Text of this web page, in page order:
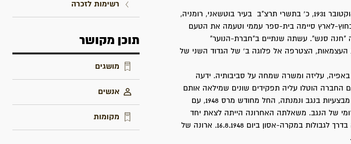
וקסלר סוניה בת יוסף ומאלי. נולדה באחד באוקטובר 1931, כ' בתשרי תרצ"ב בעיר בוטשאני, רומניה,
לארץ עם "עליית-הנוער" בשנת 1945. בחוץ-לארץ סיימה בית-ספר עממי וטעמה את הטעם
"חנה סנש". עשתה שנתיים ב"חברת-הנוער"
הצטרפה אל פלוגה ב' של הגדוד השני של
עליזה ומשרה שמחה על סביבותיה. ידעה
החברה הוטלו עליה תפקידים שונים שמילאה אותם
בנאמנות, יחד עם חבריה פעלה גם במשימות מבצעיות בנגב ונמנתה, החל מחודש מרס 1948, עם
של הנגב. משאלתה האחרונה הייתה לצאת יחד
עם הבחורים לקרב, כאחת מהם. קיפחה חייה בדרך לגבולות במקרה-אסון ביום 16.8.1948. ארונה של
רשימות לזכרה
תוכן מקושר
מושגים
אנשים
מקומות